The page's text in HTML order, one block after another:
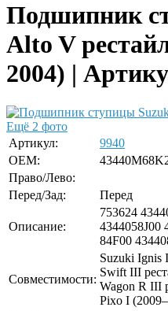
Подшипник
Alto V
2004) |
Ещё 2 фото
Артикул:
9940
OEM:
Право/Лево:
Перед/Зад:
Перед
Описание:
753624
4344058J00
84F00
Совместимости:
Suzuki Ignis
Swift III
Wagon R III
Pixo I